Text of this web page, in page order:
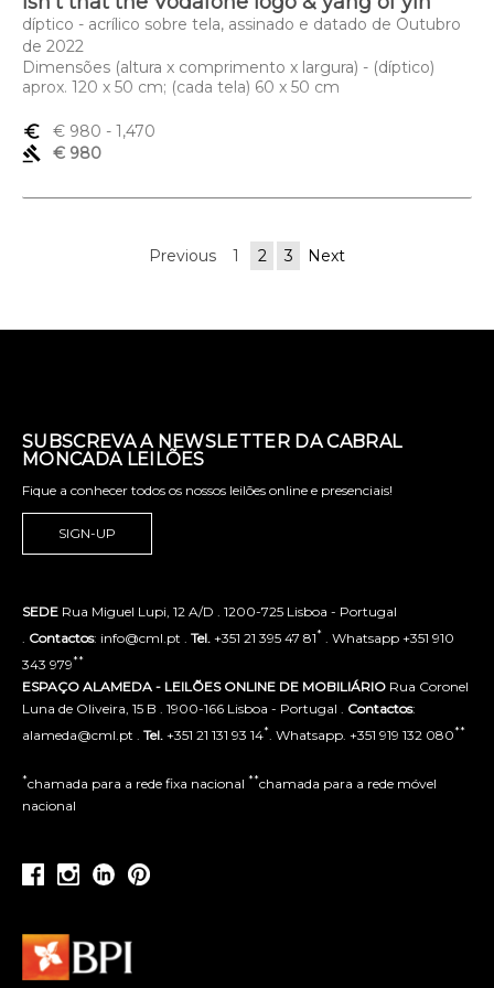
díptico - acrílico sobre tela, assinado e datado de Outubro
de 2022
Dimensões (altura x comprimento x largura) - (díptico)
aprox. 120 x 50 cm; (cada tela) 60 x 50 cm
euro_symbol € 980 - 1,470
gavel
€ 980
Previous 1 2 3 Next
SUBSCREVA A NEWSLETTER DA CABRAL
MONCADA LEILÕES
Fique a conhecer todos os nossos leilões online e presenciais!
SIGN-UP
SEDE Rua Miguel Lupi, 12 A/D . 1200-725 Lisboa - Portugal
. Contactos: info@cml.pt . Tel. +351 21 395 47 81* . Whatsapp +351 910
343 979**
ESPAÇO ALAMEDA - LEILÕES ONLINE DE MOBILIÁRIO Rua Coronel
Luna de Oliveira, 15 B . 1900-166 Lisboa - Portugal . Contactos:
alameda@cml.pt . Tel. +351 21 131 93 14*. Whatsapp. +351 919 132 080**
*chamada para a rede fixa nacional **chamada para a rede móvel
nacional